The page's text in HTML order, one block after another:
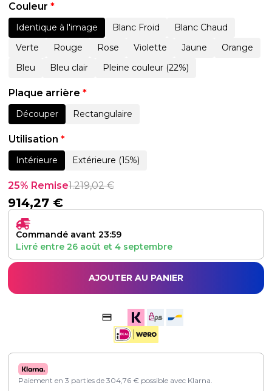
Couleur *
Identique à l'image Blanc Froid
Blanc Chaud
Verte
Rouge Rose Violette Jaune
Orange
Bleu
Bleu clair Pleine couleur (22%)
Plaque arrière *
Découper Rectangulaire
Utilisation *
Intérieure Extérieure (15%)
25% Remise1.219,02€
914,27 €
Commandé avant 23:59
Livré entre 26 août et 4 septembre
AJOUTER AU PANIER
Paiement en 3 parties de 304,76 € possible avec Klarna.